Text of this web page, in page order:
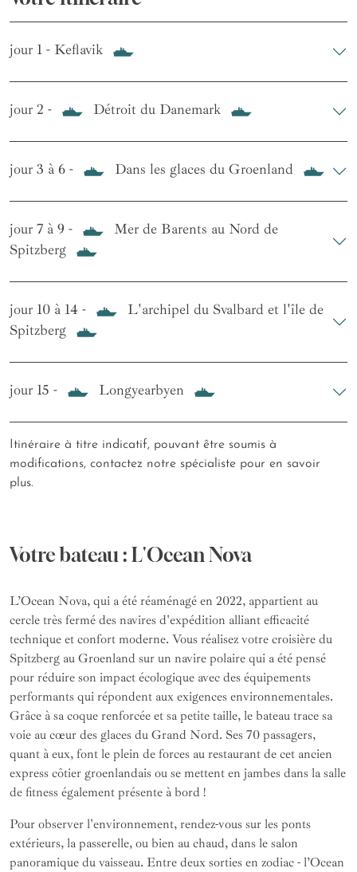
jour 1 - Keflavik
jour 2 - Détroit du Danemark
jour 3 à 6 - Dans les glaces du Groenland
jour 7 à 9 -
Mer de Barents au Nord de
Spitzberg
jour 10 à 14 -
L'archipel du Svalbard et l'île de
Spitzberg
jour 15 - Longyearbyen
Itinéraire à titre indicatif, pouvant être soumis à
modifications, contactez notre spécialiste pour en savoir
plus.
Votre bateau : L'Ocean Nova
L’Ocean Nova, qui a été réaménagé en 2022, appartient au
cercle très fermé des navires d'expédition alliant efficacité
technique et confort moderne. Vous réalisez votre croisière du
Spitzberg au Groenland sur un navire polaire qui a été pensé
pour réduire son impact écologique avec des équipements
performants qui répondent aux exigences environnementales.
Grâce à sa coque renforcée et sa petite taille, le bateau trace sa
voie au cœur des glaces du Grand Nord. Ses 70 passagers,
quant à eux, font le plein de forces au restaurant de cet ancien
express côtier groenlandais ou se mettent en jambes dans la salle
de fitness également présente à bord !
Pour observer l'environnement, rendez-vous sur les ponts
extérieurs, la passerelle, ou bien au chaud, dans le salon
panoramique du vaisseau. Entre deux sorties en zodiac - l’Ocean